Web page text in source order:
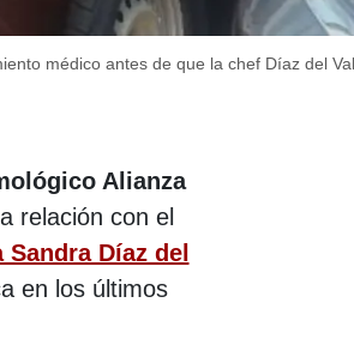
médico antes de que la chef Díaz del
Alianza
relación con el
Díaz del
en los últimos